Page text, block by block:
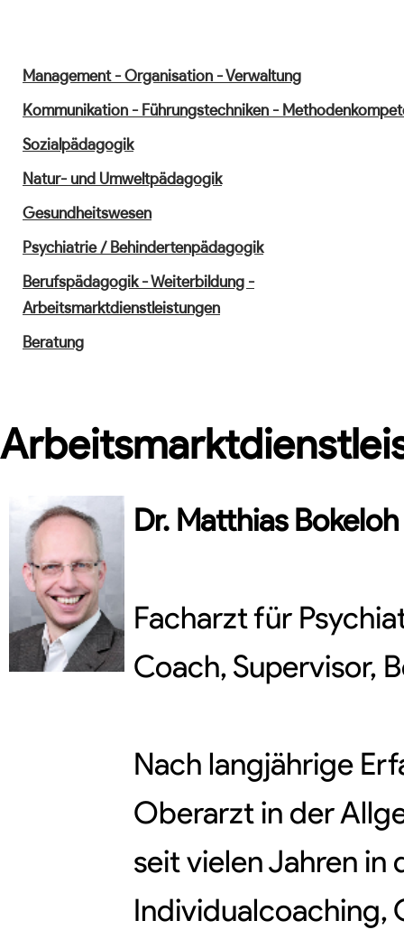
Management - Organisation - Verwaltung
Kommunikation - Führungstechniken -
Sozialpädagogik
Natur- und Umweltpädagogik
Gesundheitswesen
Psychiatrie / Behindertenpädagogik
Berufspädagogik - Weiterbildung -
Arbeitsmarktdienstleistungen
Beratung
Dr. Matthias Bokeloh
Facharzt für
Coach, Supervisor,
Nach langjährige
Oberarzt in der
seit vielen Jahren
Individualcoaching,